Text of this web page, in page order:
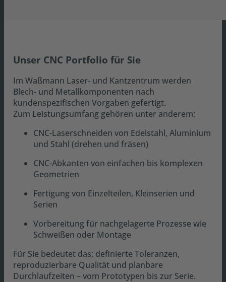
Unser CNC Portfolio für Sie
Im Waßmann Laser- und Kantzentrum werden
Blech- und Metallkomponenten nach
kundenspezifischen Vorgaben gefertigt.
Zum Leistungsumfang gehören unter anderem:
CNC-Laserschneiden von Edelstahl, Aluminium
und Stahl (drehen und fräsen)
CNC-Abkanten von einfachen bis komplexen
Geometrien
Fertigung von Einzelteilen, Kleinserien und
Serien
Vorbereitung für nachgelagerte Prozesse wie
Schweißen oder Montage
Für Sie bedeutet das: definierte Toleranzen,
reproduzierbare Qualität und planbare
Durchlaufzeiten – vom Prototypen bis zur Serie.